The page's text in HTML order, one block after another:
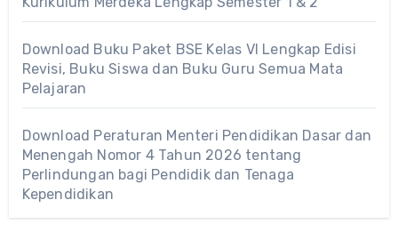
Download Buku Paket BSE Kelas VI Lengkap Edisi
Revisi, Buku Siswa dan Buku Guru Semua Mata
Pelajaran
Download Peraturan Menteri Pendidikan Dasar dan
Menengah Nomor 4 Tahun 2026 tentang
Perlindungan bagi Pendidik dan Tenaga
Kependidikan